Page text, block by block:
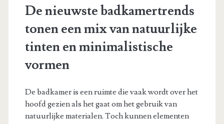
De nieuwste badkamertrends
tonen een mix van natuurlijke
tinten en minimalistische
vormen
De badkamer is een ruimte die vaak wordt over het
hoofd gezien als het gaat om het gebruik van
natuurlijke materialen. Toch kunnen elementen